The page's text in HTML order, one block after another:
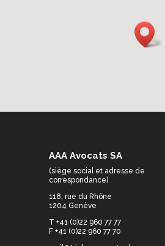
AAA Avocats SA
(siège social et adresse de
correspondance)
118, rue du Rhône
1204 Genève
T +41 (0)22 960 77 77
F +41 (0)22 960 77 70